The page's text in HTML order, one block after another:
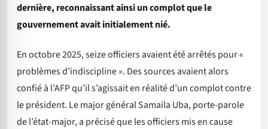
dernière, reconnaissant ainsi un complot que le
gouvernement avait initialement nié.
En octobre 2025, seize officiers avaient été arrêtés pour «
problèmes d’indiscipline ». Des sources avaient alors
confié à l’AFP qu’il s’agissait en réalité d’un complot contre
le président. Le major général Samaila Uba, porte-parole
de l’état-major, a précisé que les officiers mis en cause